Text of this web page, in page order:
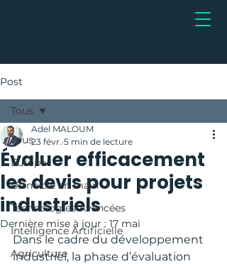
Post
Tous
Europe
Usine clé en main
Technologies Avancées
Intelligence Artificielle
Agriculture
Tous
Évaluer efficacement
les devis pour projets
industriels
Adel MALOUM
23 févr. 5 min de lecture
Dernière mise à jour : 17 mai
Dans le cadre du développement
industriel, la phase d’évaluation